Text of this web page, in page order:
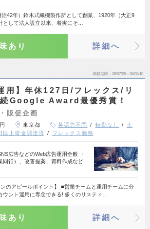
治42年）鈴木式織機製作所として創業、1920年（大正9
として法人設立以来、着実にそ…
あり 詳細へ
掲載期間 26/07/28～26/08/10
用】年休127日/フレックス/リ
Google Award最優秀賞！
販促企画
東京都 英語力不問 転勤なし
土
以上資金調達済 フレックス勤務
広告などのWeb広告運用全般 ・
同行）、改善提案、資料作成など
ンのアピールポイント】 ■営業チームと運用チームに分
ウント運用に専念できる! 多くのリスティ…
あり 詳細へ